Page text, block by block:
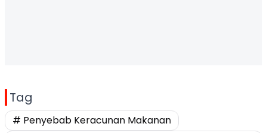
Tag
# Penyebab Keracunan Makanan